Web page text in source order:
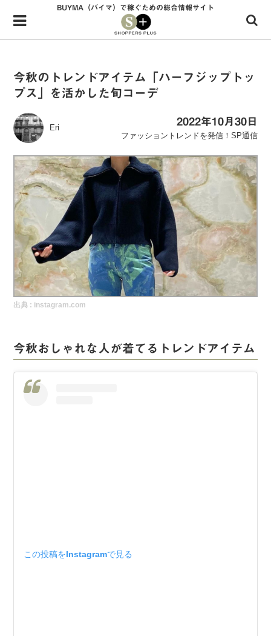
Menu
HOME
34歳独身OLバイマ実践記
無在庫で自由気ままに稼ぐ！バイマ実践記
BUYMAで人気のブランド
BUYMAの売れ筋商品
バイマの疑問に現役パーソナルショッパーが答えてみた
バイマ活動の疑問に売れっ子現役バイヤーが答えてみた
実録！海外ショップで買ってみた！
海外SHOP LIST
BUYMA（バイマ）で稼ぐための総合情報サイト
今秋のトレンドアイテム「ハーフジップトッ
プス」を活かした旬コーデ
Eri
2022年10月30日
ファッショントレンドを発信！SP通信
出典 : instagram.com
今秋おしゃれな人が着てるトレンドアイテム
この投稿をInstagramで見る